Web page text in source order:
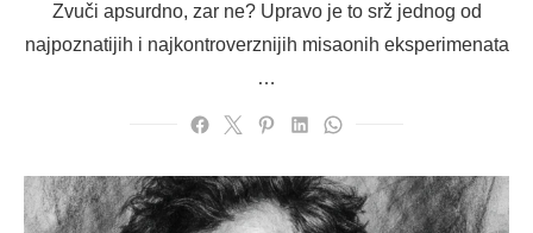
Zvuči apsurdno, zar ne? Upravo je to srž jednog od
najpoznatijih i najkontroverznijih misaonih eksperimenata
…